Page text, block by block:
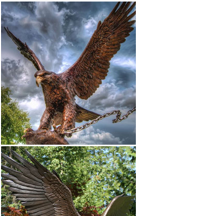
Компания. Ростов-на-Дону. Вчера 20:32.
St. Bernard Полирезин, цвет Красный, DG-
— он будет очень тронут таким
доставкой по России, фото,
на ключи до статуэток внушительных
степени от Ваших предпочтений или